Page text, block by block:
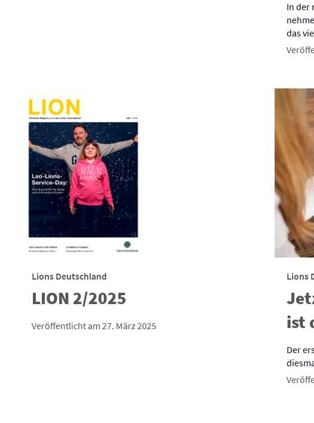
In der
das
Lions Deutschland
LION 2/2025
Veröffentlicht am 27. März 2025
Lions
ist
Der